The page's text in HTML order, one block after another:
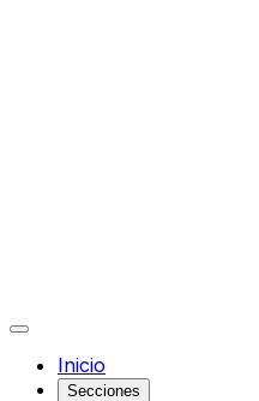
Inicio
Secciones